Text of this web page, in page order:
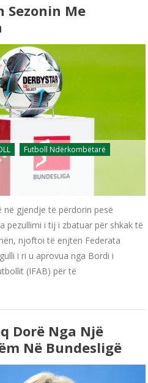
Sezonin Me
Futboll Ndërkombëtarë
në gjendje të përdorin pesë
pezullimi i tij i zbatuar për shkak të
njoftoi të enjten Federata
i ri u aprovua nga Bordi i
(IFAB) për të
Dorë Nga Një
Në Bundesligë